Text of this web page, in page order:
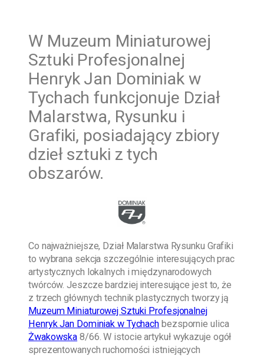
W Muzeum Miniaturowej
Sztuki Profesjonalnej
Henryk Jan Dominiak w
Tychach funkcjonuje Dział
Malarstwa, Rysunku i
Grafiki, posiadający zbiory
dzieł sztuki z tych
obszarów.
Co najważniejsze, Dział Malarstwa Rysunku Grafiki
to wybrana sekcja szczególnie interesujących prac
artystycznych lokalnych i międzynarodowych
twórców. Jeszcze bardziej interesujące jest to, że
z trzech głównych technik plastycznych tworzy ją
Muzeum Miniaturowej Sztuki Profesjonalnej
Henryk Jan Dominiak w Tychach bezspornie ulica
Żwakowska 8/66. W istocie artykuł wykazuje ogół
sprezentowanych ruchomości istniejących